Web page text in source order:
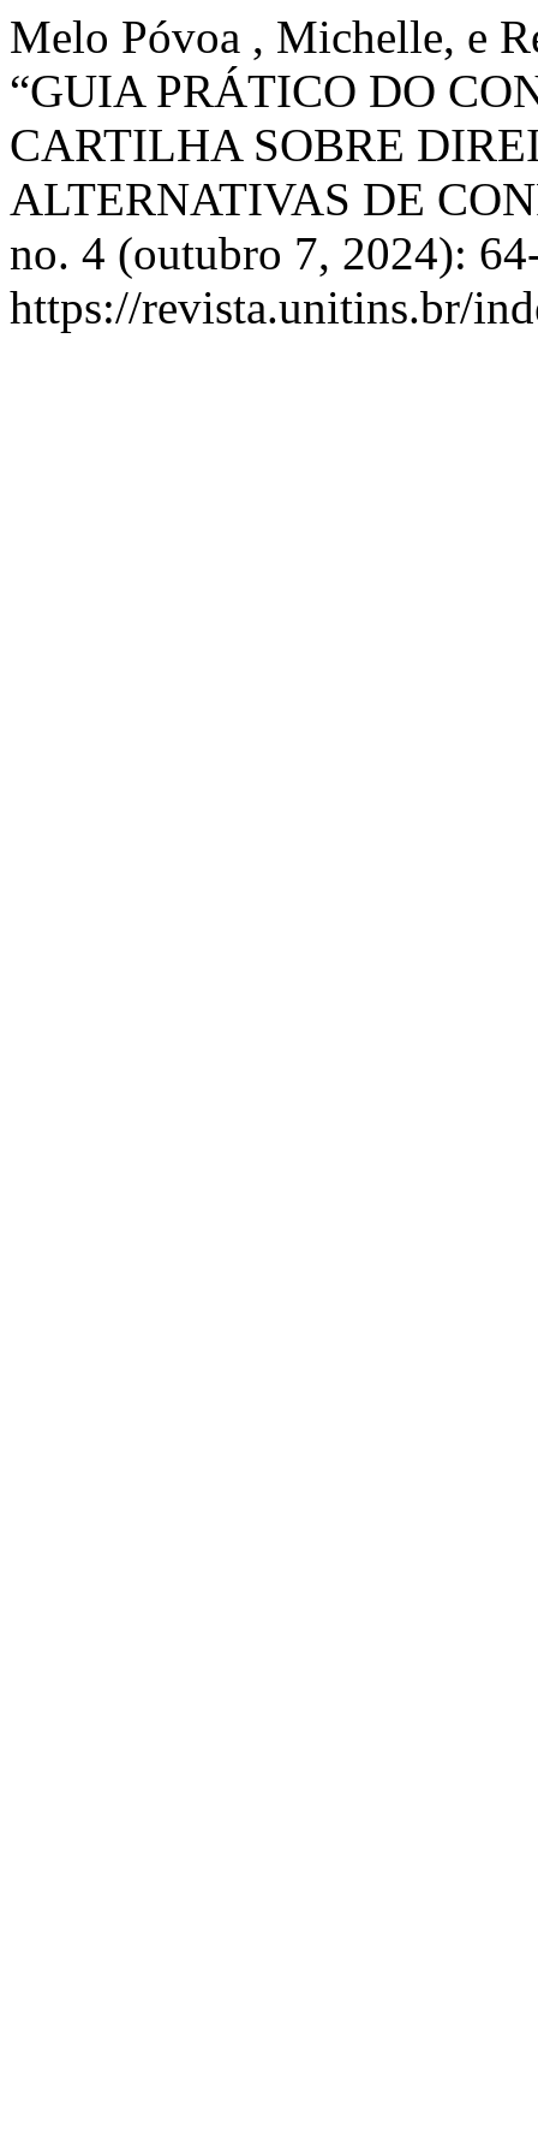
Melo Póvoa , Michelle, e
“GUIA PRÁTICO DO
CARTILHA SOBRE
ALTERNATIVAS DE
no. 4 (outubro 7, 2024):
https://revista.unitins.br/